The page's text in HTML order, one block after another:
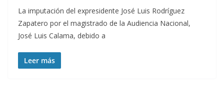
La imputación del expresidente José Luis Rodríguez
Zapatero por el magistrado de la Audiencia Nacional,
José Luis Calama, debido a
Leer más